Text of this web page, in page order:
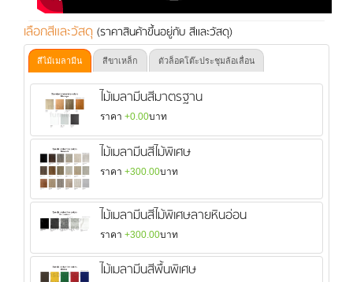
เลือกสีและวัสดุ (ราคาสินค้าขึ้นอยู่กับ สีและวัสดุ)
สีไม้เมลามีน สีขาเหล็ก ตัวล็อคโต๊ะประชุมล้อเลื่อน
ไม้เมลามีนสีมาตรฐาน
ราคา+0.00บาท
ไม้เมลามีนสีไม้พิเศษ
ราคา+300.00บาท
ไม้เมลามีนสีไม้พิเศษลายหินอ่อน
ราคา+300.00บาท
ไม้เมลามีนสีพื้นพิเศษ